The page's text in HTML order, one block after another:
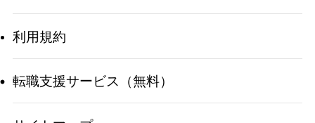
利用規約
転職支援サービス（無料）